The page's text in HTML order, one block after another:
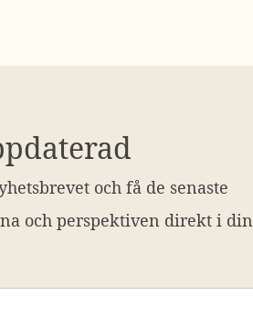
och få de senaste
och perspektiven direkt i din